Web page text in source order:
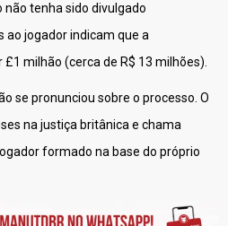
não tenha sido divulgado
jogador indicam que a
milhão (cerca de R$ 13 milhões).
se pronunciou sobre o processo. O
na justiça britânica e chama
formado na base do próprio